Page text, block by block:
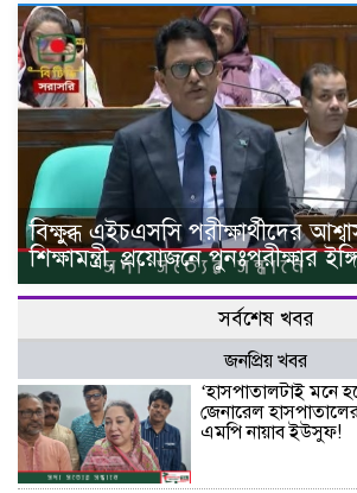
বিক্ষুব্ধ এইচএসসি পরীক্ষার্থীদের
শিক্ষামন্ত্রী, প্রয়োজনে পুনঃপরীক্ষার
সর্বশেষ খবর
জনপ্রিয় খবর
‘হাসপাতালটাই মনে
জেনারেল হাসপাতালের
এমপি নায়াব ইউসুফ!